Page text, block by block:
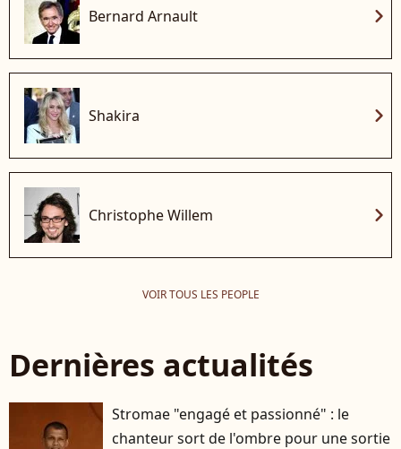
Bernard Arnault chevron_right
Shakira chevron_right
Christophe Willem chevron_right
VOIR TOUS LES PEOPLE
Dernières actualités
Stromae "engagé et passionné" : le
chanteur sort de l'ombre pour une sortie